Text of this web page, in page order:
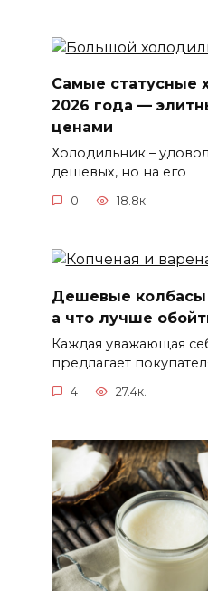
Самые статусные
2026 года —
ценами
Холодильник –
дешевых, но на его
0 18.8к.
Дешевые
а что лучше
Каждая уважающая
предлагает
4 27.4к.